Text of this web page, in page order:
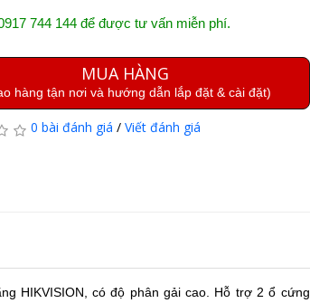
744 144 để được tư vấn miễn phí.
MUA HÀNG
hàng tận nơi và hướng dẫn lắp đặt & cài đặt)
0 bài đánh giá / Viết đánh giá
HIKVISION, có độ phân gải cao. Hỗ trợ 2 ổ cứng